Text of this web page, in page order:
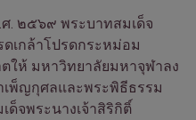
. ๒๕๖๙ พระบาทสมเด็จ
เกล้าโปรดกระหม่อม
ให้ มหาวิทยาลัยมหาจุฬาลง
เพ็ญกุศลและพระพิธีธรรม
จพระนางเจ้าสิริกิติ์